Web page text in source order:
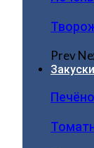
Prev
Закуски